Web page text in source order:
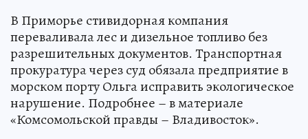
В Приморье стивидорная компания
переваливала лес и дизельное топливо без
разрешительных документов. Транспортная
прокуратура через суд обязала предприятие в
морском порту Ольга исправить экологическое
нарушение. Подробнее – в материале
«Комсомольской правды – Владивосток».